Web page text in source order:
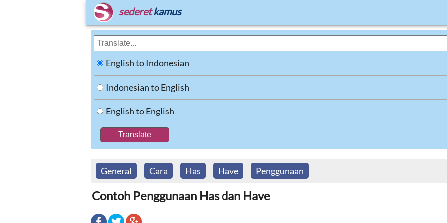
sederet kamus
English to Indonesian
Indonesian to English
English to English
General Cara Has Have Penggunaan
Contoh Penggunaan Has dan Have